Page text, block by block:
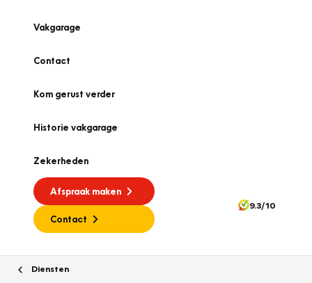
Vakgarage
Contact
Kom gerust verder
Historie vakgarage
Zekerheden
Afspraak maken
Contact
9.3/10
Diensten